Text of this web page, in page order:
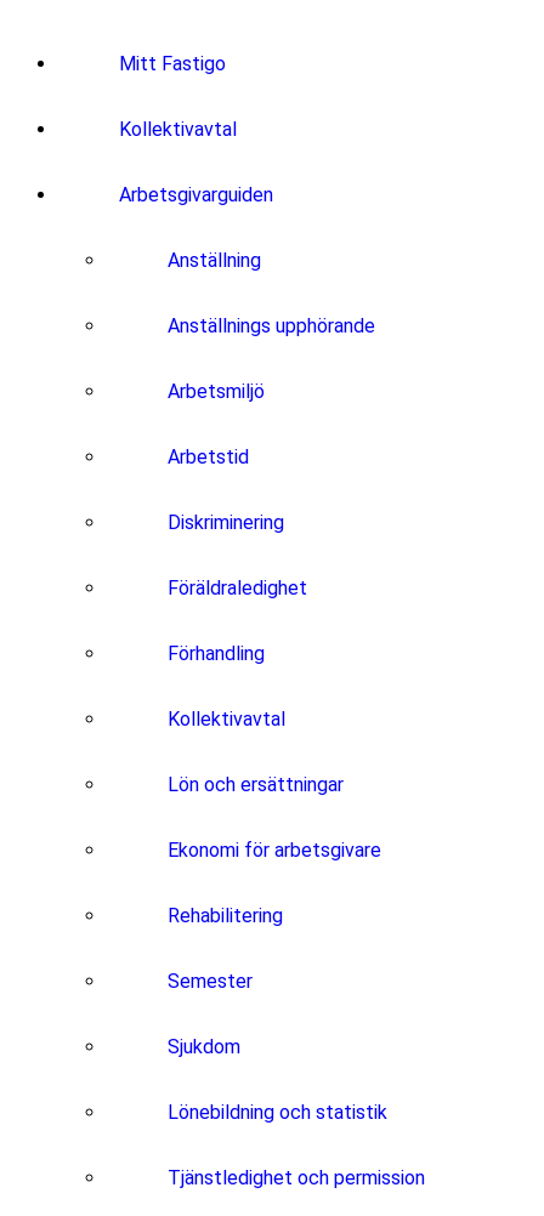
Mitt Fastigo
Kollektivavtal
Arbetsgivarguiden
Anställning
Anställnings upphörande
Arbetsmiljö
Arbetstid
Diskriminering
Föräldraledighet
Förhandling
Kollektivavtal
Lön och ersättningar
Ekonomi för arbetsgivare
Rehabilitering
Semester
Sjukdom
Lönebildning och statistik
Tjänstledighet och permission